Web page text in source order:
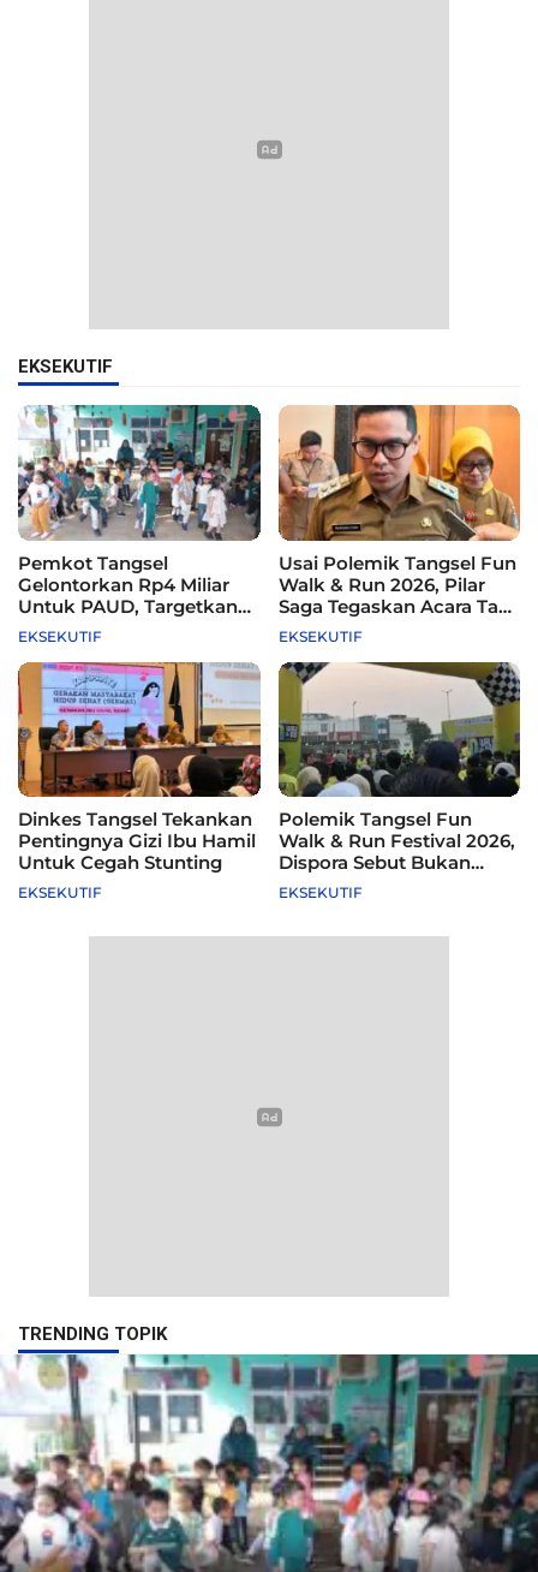
EKSEKUTIF
Pemkot Tangsel
Gelontorkan Rp4 Miliar
Untuk PAUD, Targetkan
115 Sekolah
EKSEKUTIF
Usai Polemik Tangsel Fun
Walk & Run 2026, Pilar
Saga Tegaskan Acara Tak
Difasilitasi Pemkot
EKSEKUTIF
Dinkes Tangsel Tekankan
Pentingnya Gizi Ibu Hamil
Untuk Cegah Stunting
EKSEKUTIF
Polemik Tangsel Fun
Walk & Run Festival 2026,
Dispora Sebut Bukan
Agenda Pemkot
EKSEKUTIF
TRENDING TOPIK